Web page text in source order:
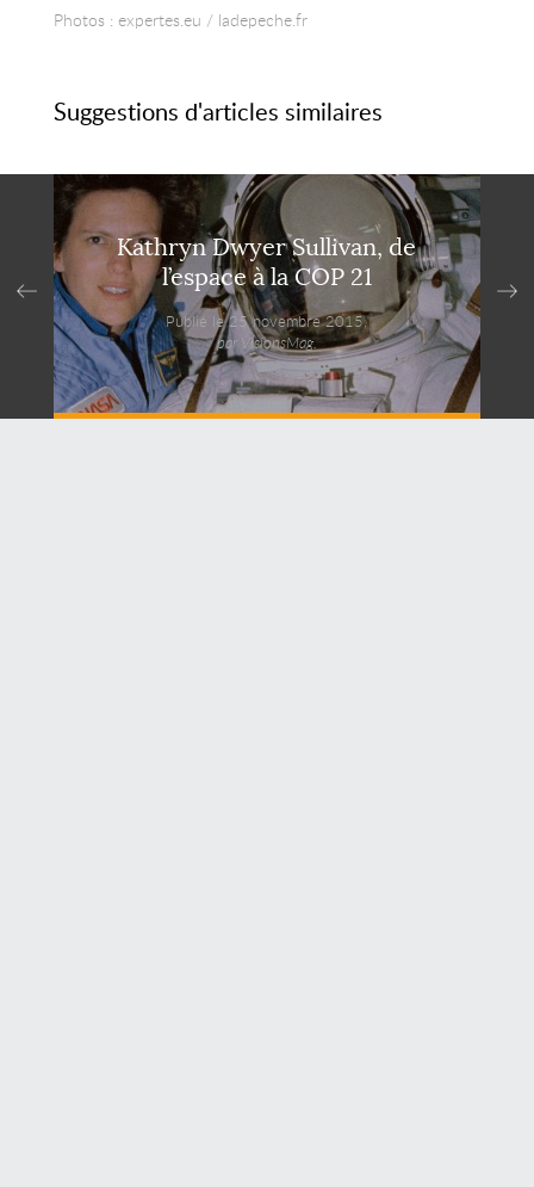
Photos : expertes.eu / ladepeche.fr
Suggestions d'articles similaires
Kathryn Dwyer Sullivan, de
l’espace à la COP 21
Publié le 25 novembre 2015,
par VisionsMag.